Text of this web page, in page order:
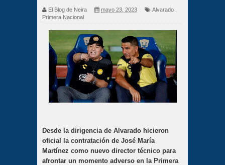
El Blog de Neira mayo 23, 2023 Alvarado
Primera Nacional
Desde la dirigencia de Alvarado hicieron
oficial la contratación de José María
Martínez como nuevo director técnico para
afrontar un momento adverso en la Primera